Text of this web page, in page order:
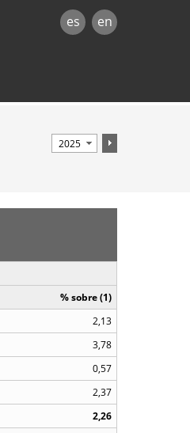
es en
% sobre (1)
2,13
3,78
0,57
2,37
2,26